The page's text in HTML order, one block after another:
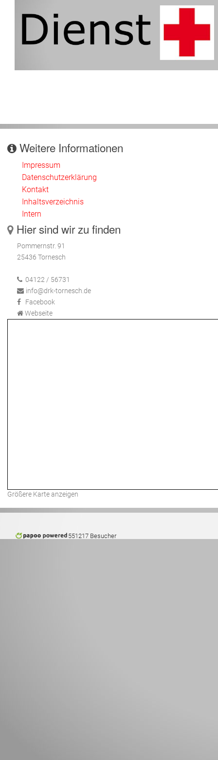
Weitere Informationen
Impressum
Datenschutzerklärung
Kontakt
Inhaltsverzeichnis
Intern
Hier sind wir zu finden
Pommernstr. 91
25436 Tornesch
04122 / 56731
info@drk-tornesch.de
Facebook
Webseite
Größere Karte anzeigen
551217 Besucher